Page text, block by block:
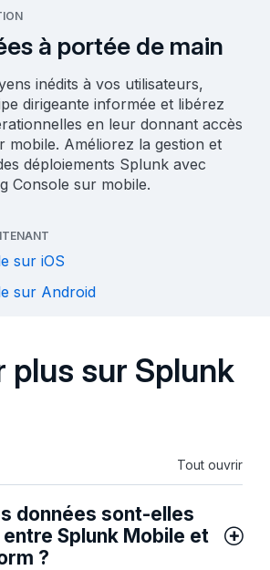
à portée de main
inédits à vos utilisateurs,
dirigeante informée et libérez
en leur donnant accès
mobile. Améliorez la gestion et
déploiements Splunk avec
Console sur mobile.
sur iOS
sur Android
plus sur Splunk
Tout ouvrir
données sont-elles
Splunk Mobile et
?